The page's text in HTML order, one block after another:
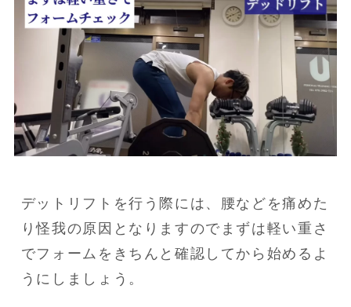
デットリフトを行う際には、腰などを痛めた
り怪我の原因となりますのでまずは軽い重さ
でフォームをきちんと確認してから始めるよ
うにしましょう。